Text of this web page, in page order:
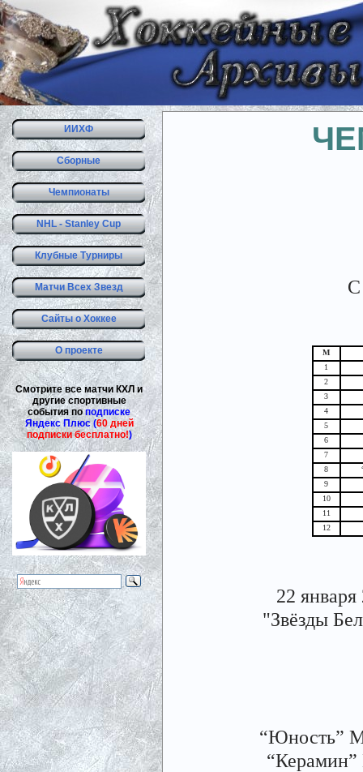
ИИХФ
Сборные
Чемпионаты
NHL - Stanley Cup
Клубные Турниры
Матчи Всех Звезд
Сайты о Хоккее
О проекте
Смотрите все матчи КХЛ и
другие спортивные
события поподписке
Яндекс Плюс (60 дней
подписки бесплатно!)
С
М
1
2
3
4
5
6
7
8
9
10
11
12
22
"Звёзды
“Юность”